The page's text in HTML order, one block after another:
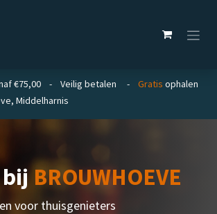
€75,00 - Veilig betalen - Gratis ophalen
Middelharnis
BROUWHOEVE
voor thuisgenieters